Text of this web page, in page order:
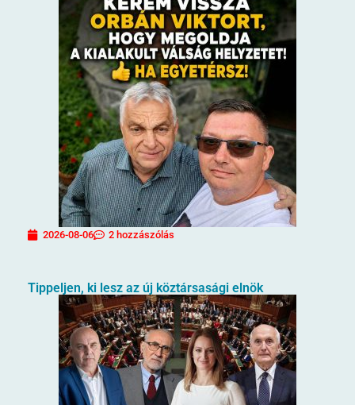
2026-08-06 2 hozzászólás
Tippeljen, ki lesz az új köztársasági elnök